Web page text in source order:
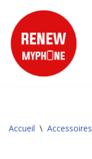
Aller
au
contenu
Accueil \ Accessoires